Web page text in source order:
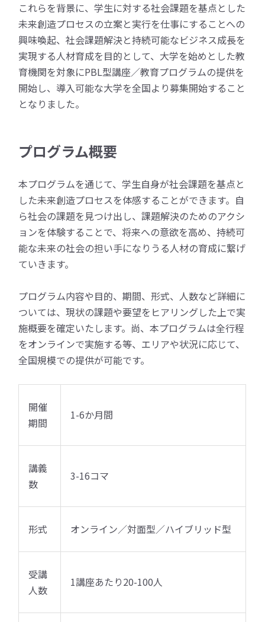
これらを背景に、学生に対する社会課題を基点とした
未来創造プロセスの立案と実行を仕事にすることへの
興味喚起、社会課題解決と持続可能なビジネス成長を
実現する人材育成を目的として、大学を始めとした教
育機関を対象にPBL型講座／教育プログラムの提供を
開始し、導入可能な大学を全国より募集開始すること
となりました。
プログラム概要
本プログラムを通じて、学生自身が社会課題を基点と
した未来創造プロセスを体感することができます。自
ら社会の課題を見つけ出し、課題解決のためのアクシ
ョンを体験することで、将来への意欲を高め、持続可
能な未来の社会の担い手になりうる人材の育成に繋げ
ていきます。
プログラム内容や目的、期間、形式、人数など詳細に
ついては、現状の課題や要望をヒアリングした上で実
施概要を確定いたします。尚、本プログラムは全行程
をオンラインで実施する等、エリアや状況に応じて、
全国規模での提供が可能です。
開催
期間
1-6か月間
講義
数
3-16コマ
形式 オンライン／対面型／ハイブリッド型
受講
人数
1講座あたり20-100人